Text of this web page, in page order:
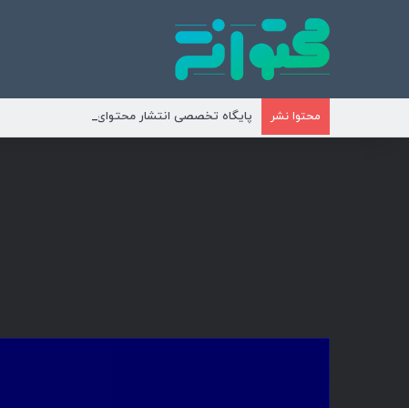
محتوا نشر پایگاه تخصصی انتشار محتوای مناسبتی و موضوعی